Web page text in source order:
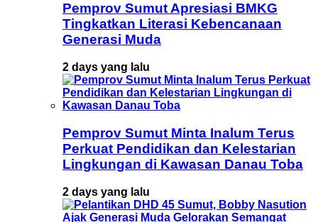
Pemprov Sumut Apresiasi BMKG
Tingkatkan Literasi Kebencanaan
Generasi Muda
2 days yang lalu
Pemprov Sumut Minta Inalum Terus
Perkuat Pendidikan dan Kelestarian
Lingkungan di Kawasan Danau Toba
2 days yang lalu